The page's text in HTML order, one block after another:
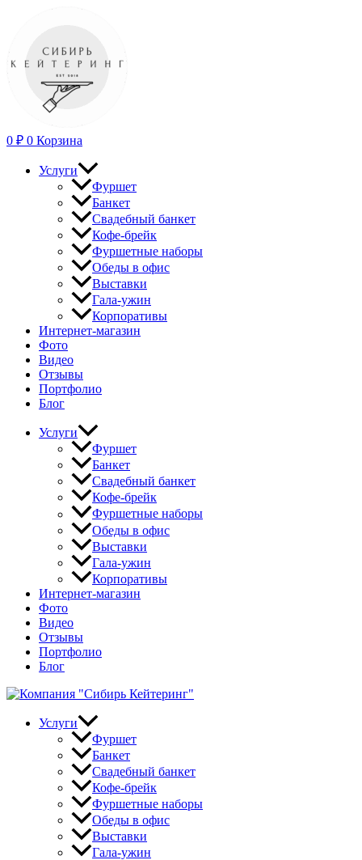
Перейти
0 ₽ 0 Корзина
Услуги
Фуршет
Банкет
Свадебный банкет
Кофе-брейк
Фуршетные наборы
Обеды в офис
Выставки
Гала-ужин
Корпоративы
Интернет-магазин
Фото
Видео
Отзывы
Портфолио
Блог
Услуги
Фуршет
Банкет
Свадебный банкет
Кофе-брейк
Фуршетные наборы
Обеды в офис
Выставки
Гала-ужин
Корпоративы
Интернет-магазин
Фото
Видео
Отзывы
Портфолио
Блог
Услуги
Фуршет
Банкет
Свадебный банкет
Кофе-брейк
Фуршетные наборы
Обеды в офис
Выставки
Гала-ужин